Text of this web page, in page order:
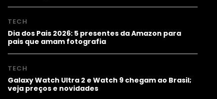
TECH
Dia dos Pais 2026: 5 presentes da Amazon para
pais que amam fotografia
TECH
Galaxy Watch Ultra 2 e Watch 9 chegam ao Brasil;
veja preços e novidades